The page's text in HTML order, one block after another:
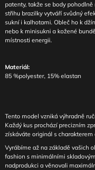
patenty, takže se body
střihu brazilky vytváří svůdný
sukní i kalhotami. Obleč ho k
nebo k minisukni a kožené
místnosti energii.
Materiál:
85 %polyester, 15% elastan
Tento model vzniká výhradně
Každý kus prochází precizním
získáváte originál s
Vyrábíme až na základě vašich
fashion s minimálními
nadprodukci a věnovali